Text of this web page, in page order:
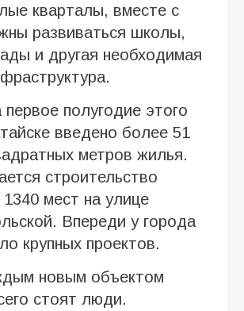
кварталы, вместе с
развиваться школы,
и другая необходимая
первое полугодие этого
введено более 51
метров жилья.
строительство
мест на улице
Впереди у города
крупных проектов.
новым объектом
стоят люди.